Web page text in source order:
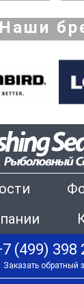
Наши
(499) 398
Заказать обратный